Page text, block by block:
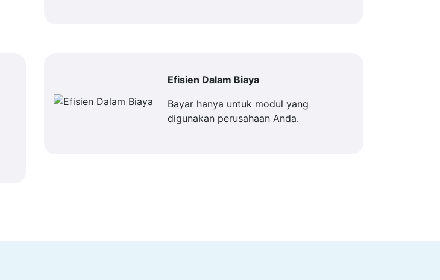
Efisien Dalam Biaya
Bayar hanya untuk modul yang
digunakan perusahaan Anda.